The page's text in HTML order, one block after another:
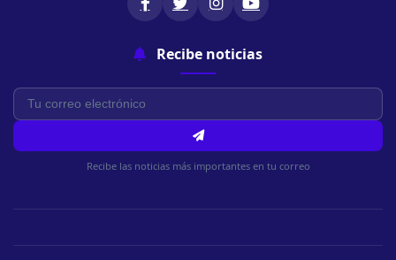
Recibe noticias
Recibe las noticias más importantes en tu correo